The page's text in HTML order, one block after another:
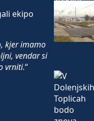
ekipo
kjer imamo
vendar si
vrniti.“